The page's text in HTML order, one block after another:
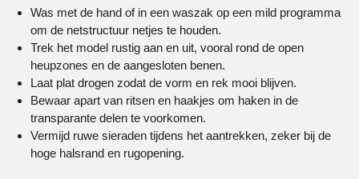
Was met de hand of in een waszak op een mild programma
om de netstructuur netjes te houden.
Trek het model rustig aan en uit, vooral rond de open
heupzones en de aangesloten benen.
Laat plat drogen zodat de vorm en rek mooi blijven.
Bewaar apart van ritsen en haakjes om haken in de
transparante delen te voorkomen.
Vermijd ruwe sieraden tijdens het aantrekken, zeker bij de
hoge halsrand en rugopening.